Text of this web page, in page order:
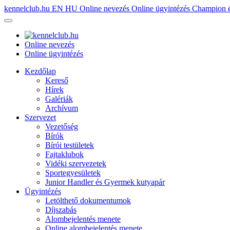
kennelclub.hu EN HU Online nevezés Online ügyintézés Champion
Online nevezés
Online ügyintézés
Kezdőlap
Kereső
Hírek
Galériák
Archívum
Szervezet
Vezetőség
Bírók
Bírói testületek
Fajtaklubok
Vidéki szervezetek
Sportegyesületek
Junior Handler és Gyermek kutyapár
Ügyintézés
Letölthető dokumentumok
Díjszabás
Alombejelentés menete
Online alombejelentés menete